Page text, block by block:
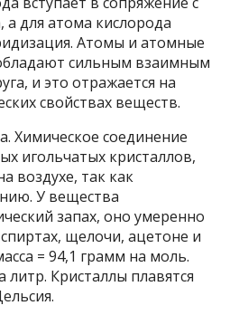
а для атома кислорода
Атомы и атомные
сильным взаимным
и это отражается на
свойствах веществ.
Химическое соединение
игольчатых кристаллов,
воздухе, так как
У вещества
запах, оно умеренно
щелочи, ацетоне и
= 94,1 грамм на моль.
литр. Кристаллы плавятся